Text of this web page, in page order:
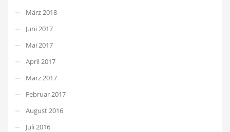
März 2018
Juni 2017
Mai 2017
April 2017
März 2017
Februar 2017
August 2016
Juli 2016